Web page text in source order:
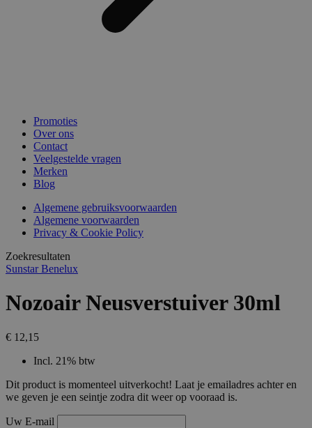
Promoties
Over ons
Contact
Veelgestelde vragen
Merken
Blog
Algemene gebruiksvoorwaarden
Algemene voorwaarden
Privacy & Cookie Policy
Zoekresultaten
Sunstar Benelux
Nozoair Neusverstuiver 30ml
€ 12,15
Incl. 21% btw
Dit product is momenteel uitverkocht! Laat je emailadres achter en
we geven je een seintje zodra dit weer op vooraad is.
Uw E-mail